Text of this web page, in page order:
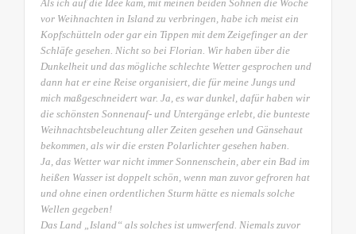
Als ich auf die Idee kam, mit meinen beiden Söhnen die Woche
vor Weihnachten in Island zu verbringen, habe ich meist ein
Kopfschütteln oder gar ein Tippen mit dem Zeigefinger an der
Schläfe gesehen. Nicht so bei Florian. Wir haben über die
Dunkelheit und das mögliche schlechte Wetter gesprochen und
dann hat er eine Reise organisiert, die für meine Jungs und
mich maßgeschneidert war. Ja, es war dunkel, dafür haben wir
die schönsten Sonnenauf- und Untergänge erlebt, die bunteste
Weihnachtsbeleuchtung aller Zeiten gesehen und Gänsehaut
bekommen, als wir die ersten Polarlichter gesehen haben.
Ja, das Wetter war nicht immer Sonnenschein, aber ein Bad im
heißen Wasser ist doppelt schön, wenn man zuvor gefroren hat
und ohne einen ordentlichen Sturm hätte es niemals solche
Wellen gegeben!
Das Land „Island“ als solches ist umwerfend. Niemals zuvor